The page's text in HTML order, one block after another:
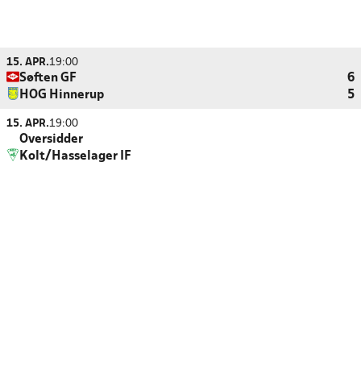
15. APR.19:00
Søften GF
6
HOG Hinnerup
5
15. APR.19:00
Oversidder
Kolt/Hasselager IF